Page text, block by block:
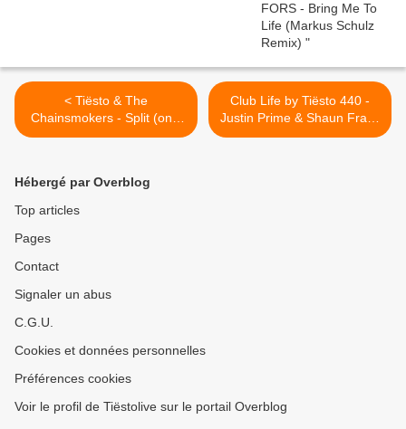
< Tiësto & The
Chainsmokers - Split (only
U) | Official Vidéo
Club Life by Tiësto 440 -
Justin Prime & Shaun Frank
Guestmix - september 04,
Hébergé par Overblog
Top articles
Pages
Contact
Signaler un abus
C.G.U.
Cookies et données personnelles
Préférences cookies
Voir le profil de Tiëstolive sur le portail Overblog